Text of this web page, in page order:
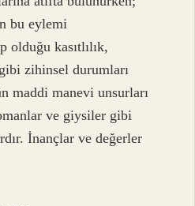
bu eylemi
olduğu kasıtlılık,
zihinsel durumları
maddi manevi unsurları
ve giysiler gibi
İnançlar ve değerler